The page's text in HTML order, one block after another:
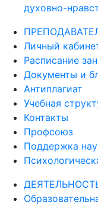
духовно-
Личный
Расписание
Документы и
Антиплагиат
Учебная
Контакты
Профсоюз
Поддержка